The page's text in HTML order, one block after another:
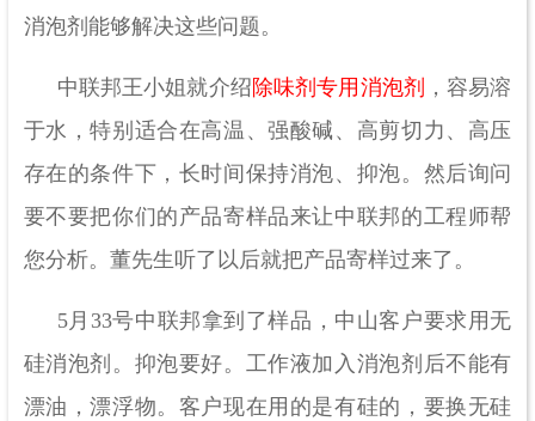
消泡剂能够解决这些问题。
中联邦王小姐就介绍除味剂专用消泡剂 ，容易溶
于水，特别适合在高温、强酸碱、高剪切力、高压
存在的条件下，长时间保持消泡、抑泡。然后询问
要不要把你们的产品寄样品来让中联邦的工程师帮
您分析。董先生听了以后就把产品寄样过来了。
5月33号中联邦拿到了样品，中山客户要求用无
硅消泡剂。抑泡要好。工作液加入消泡剂后不能有
漂油，漂浮物。客户现在用的是有硅的，要换无硅